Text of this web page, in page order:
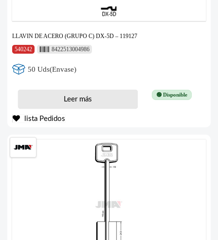
LLAVIN DE ACERO (GRUPO C) DX-5D – 119127
540242
8422513004986
50 Uds(Envase)
🟢 Disponible
Leer más
lista Pedidos